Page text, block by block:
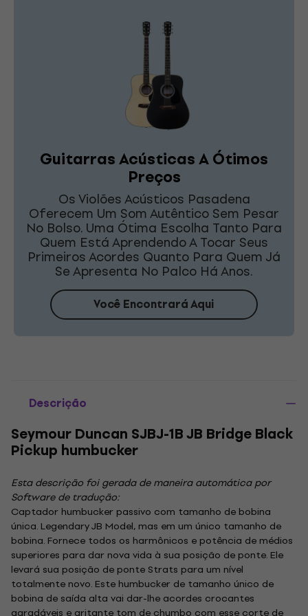
Guitarras Acústicas A Ótimos
Preços
Os Violões Acústicos Pasadena
Oferecem Um Som Autêntico Sem Pesar
No Bolso. Uma Ótima Escolha Tanto Para
Quem Está Aprendendo A Tocar Seus
Primeiros Acordes Quanto Para Quem Já
Se Apresenta No Palco Há Anos.
Você Encontrará Aqui
Descrição
Seymour Duncan SJBJ-1B JB Bridge Black
Pickup humbucker
Esta descrição foi gerada de maneira automática por
Software de tradução:
Captador humbucker passivo com tamanho de bobina
única. Legendary JB Model, mas em um único tamanho de
bobina. Fornece todos os harmônicos e potência de médios
superiores para dar nova vida à sua posição de ponte. Ele
levará sua posição de ponte Strats para um nível
totalmente novo. Este humbucker de tamanho único de
bobina de saída alta vai dar-lhe acordes crocantes